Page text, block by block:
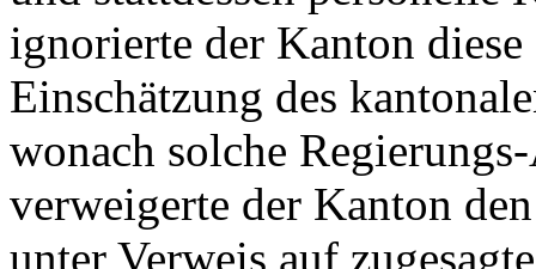
ignorierte der Kanton
Einschätzung des
wonach solche
verweigerte der Kanton
unter Verweis auf